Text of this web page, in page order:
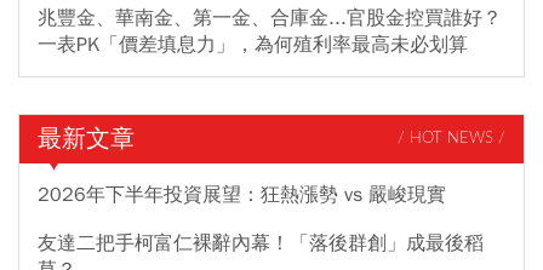
兆豐金、華南金、第一金、合庫金...官股金控買誰好？
一表PK「價差填息力」，為何殖利率最高未必划算
最新文章 / HOT NEWS /
2026年下半年投資展望：狂熱漲勢 vs 嚴峻現實
友達二把手柯富仁裸辭內幕！「落後群創」成最後稻